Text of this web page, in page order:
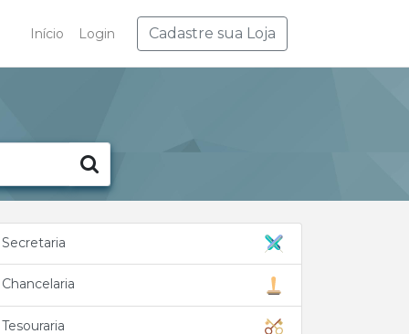
Início Login Cadastre sua Loja
Secretaria
Chancelaria
Tesouraria